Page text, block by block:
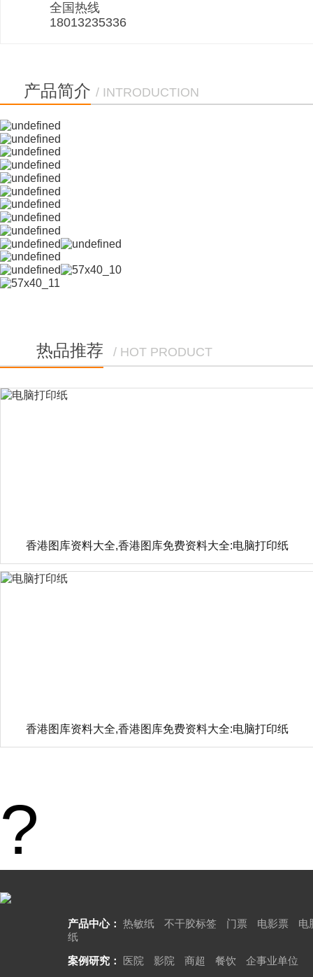
全国热线
18013235336
产品简介 / INTRODUCTION
热品推荐 / HOT PRODUCT
香港图库资料大全,香港图库免费资料大全:电脑打印纸
香港图库资料大全,香港图库免费资料大全:电脑打印纸
?
产品中心： 热敏纸 不干胶标签 门票 电影票
电
纸
案例研究：
医院 影院 商超 餐饮
企事业单位